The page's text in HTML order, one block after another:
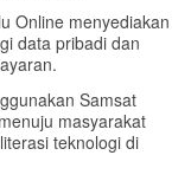
Online menyediakan
data pribadi dan
Samsat
masyarakat
teknologi di